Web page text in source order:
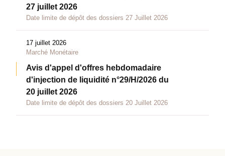
27 juillet 2026
Date limite de dépôt des dossiers 27 Juillet 2026
17 juillet 2026
Marché Monétaire
Avis d'appel d'offres hebdomadaire
d'injection de liquidité n°29/H/2026 du
20 juillet 2026
Date limite de dépôt des dossiers 20 Juillet 2026